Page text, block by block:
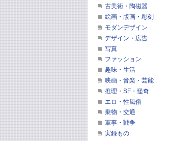
古美術・陶磁器
絵画・版画・彫刻
モダンデザイン
デザイン・広告
写真
ファッション
趣味・生活
映画・音楽・芸能
推理・SF・怪奇
エロ・性風俗
乗物・交通
軍事・戦争
実録もの